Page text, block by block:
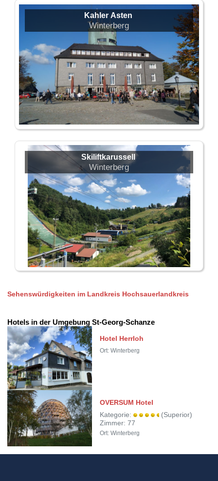
Kahler Asten
Winterberg
Skiliftkarussell
Winterberg
Sehenswürdigkeiten im Landkreis Hochsauerlandkreis
Hotels in der Umgebung St-Georg-Schanze
Hotel Herrloh
Ort: Winterberg
OVERSUM Hotel
Kategorie:
(Superior)
Zimmer: 77
Ort: Winterberg